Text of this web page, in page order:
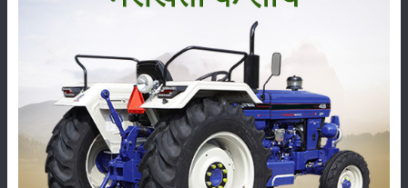
कृषि यंत्र समाचार
सम्पादकीय अन्य